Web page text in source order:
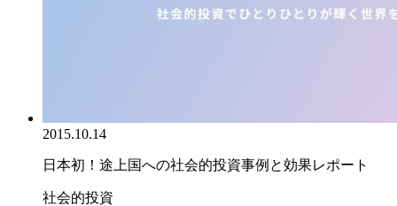
2015.10.14
日本初！途上国への社会的投資事例と効果レポート
社会的投資